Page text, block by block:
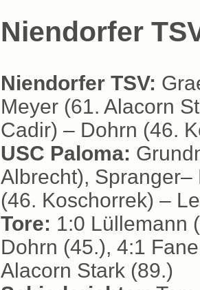
Niendorfer
Niendorfer TSV:
Meyer (61. Alacorn
Cadir) – Dohrn (46.
USC Paloma:
Albrecht),
(46. Koschorrek) –
Tore: 1:0 Lüllemann
Dohrn (45.), 4:1
Alacorn Stark (89.)